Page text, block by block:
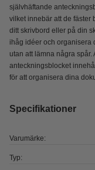
självhäftande
vilket innebär att de fäster
ditt skrivbord eller på din
ihåg idéer och organisera
utan att lämna några
anteckningsblocket
för att organisera dina
Specifikationer
Varumärke:
Typ: